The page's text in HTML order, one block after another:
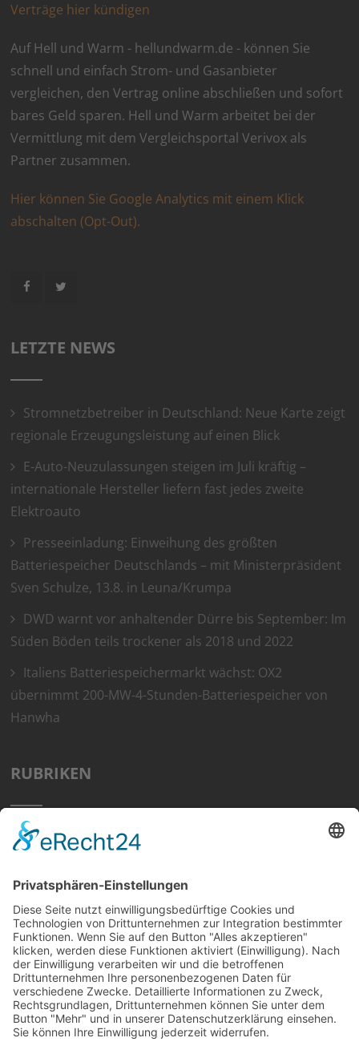
Verträge hier kündigen
Auf Hell und Warm - hellundwarm.de - können Sie
schnell und einfach Strom- und Gasanbieter
vergleichen, den Vertrag online abschließen und sofort
bares Geld sparen. Hell und Warm arbeitet bei der
Vermittlung mit dem Vergleichsportal Verivox als
Partner zusammen.
Hier können Sie Google Analytics mit einem Klick
abschalten (Opt-Out).
LETZTE NEWS
Stromnetzbetreiber in Deutschland: Neue Karte zeigt
regionale Erzeugungsleistung auf einen Blick
E-Auto-Neuzulassungen steigen im Juli kräftig –
internationale Hersteller liefern fast jedes zweite
Elektroauto
Presseeinladung: Einweihung des größten
Batteriespeicher Deutschlands – mit Ministerpräsident
Sven Schulze, 13.8. in Leuna/Krumpa
DWD warnt vor anhaltender Dürre bis September: Im
Süden Böden teils trockener als 2018 und 2022
Italiens Batteriespeichermarkt wächst: OX2
übernimmt 200-MW-4-Stunden-Batteriespeicher von
Hanwha
RUBRIKEN
Home
Tipps
Wissen
Strom Top30
F&A
News